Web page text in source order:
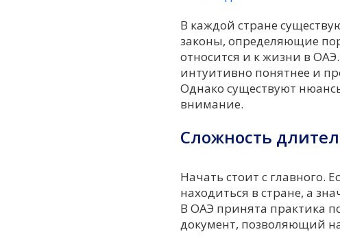
В каждой стране
законы, определяющие
относится и к жизни в
интуитивно понятнее и
Однако существуют
внимание.
Сложность
Начать стоит с главного.
находиться в стране, а
В ОАЭ принята практика
документ, позволяющий